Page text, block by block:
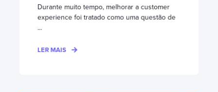
Durante muito tempo, melhorar a customer
experience foi tratado como uma questão de
...
LER MAIS